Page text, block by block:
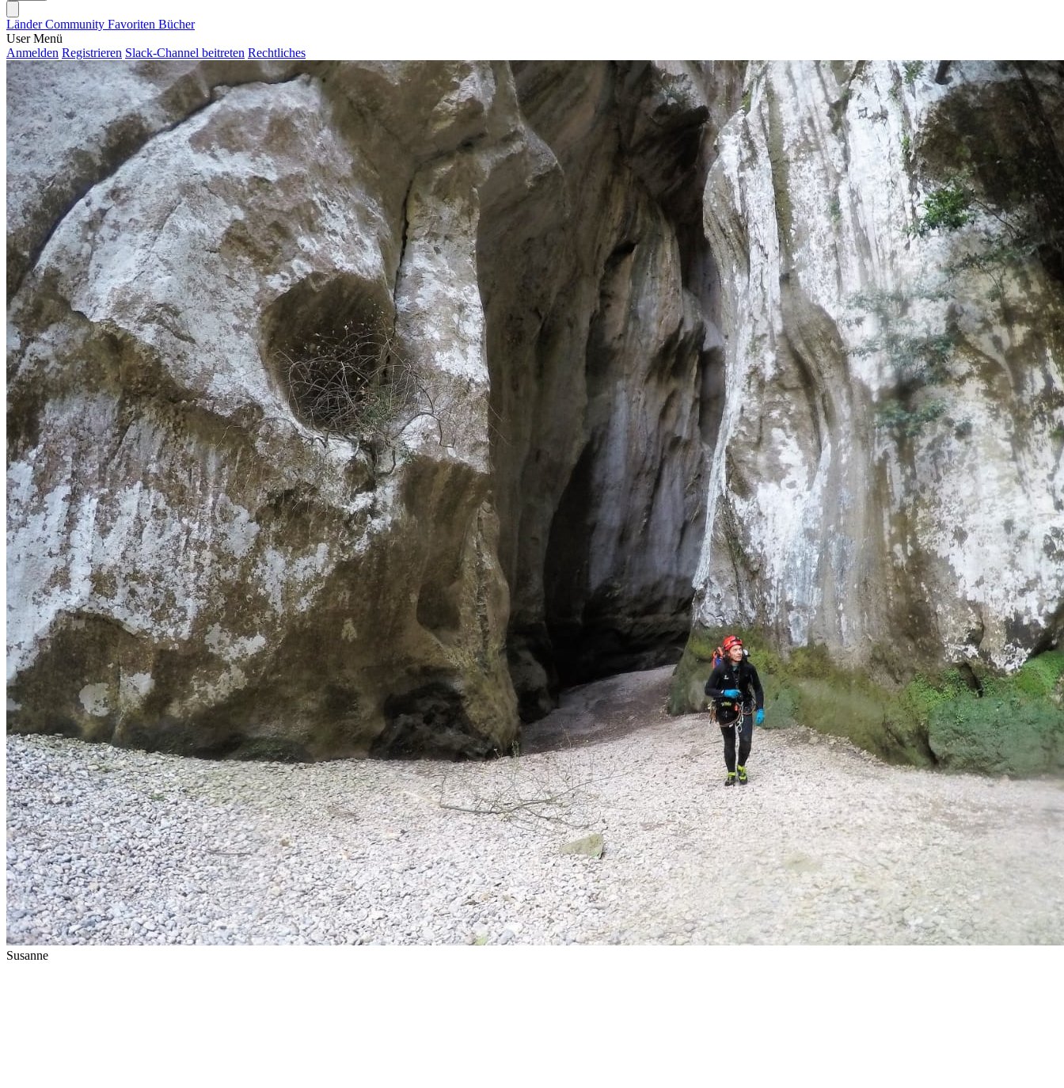
LänderCommunity Favoriten Bücher
User Menü
Anmelden Registrieren Slack-Channel beitreten Rechtliches
Susanne